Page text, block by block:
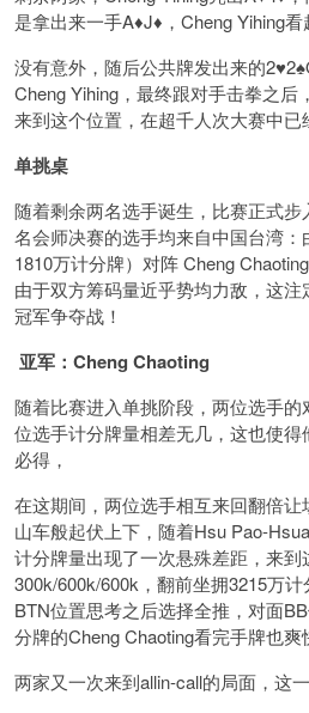
是拿出来一手A♦️J♦️，Cheng Yihing看
没有意外，随后公共牌发出来的
Cheng Yihing，最终跟对手击拳之后
来到这个位置，在超千人次大赛中已
单挑桌
随着剩余两名选手诞生，比赛正式
名会师决赛的选手均来自中国台湾
1810万计分牌）对阵 Cheng
由于双方筹码量近乎势均力敌，这
冠军争夺战！
亚军：Cheng Chaoting
随着比赛进入单挑阶段，两位选手
位选手计分牌量相差无几，这也使
必得，
在这期间，两位选手相互来回翻倍
山车般起伏上下，随着Hsu Pao-
计分牌量出现了一次悬殊差距，来
300k/600k/600k，翻前坐拥3215万
BTN位置思考之后选择全推，对面
分牌的Cheng Chaoting看完手牌也爽
两家又一次来到allin-call的局面，这